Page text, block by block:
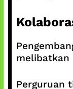
melibatkan
Perguruan